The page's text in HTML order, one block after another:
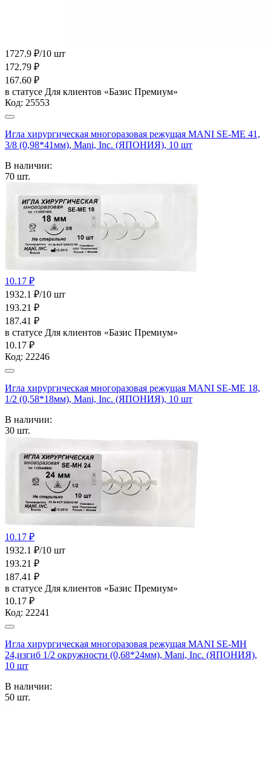
1727.9 ₽/10 шт
172.79 ₽
167.60 ₽
в статусе Для клиентов «Базис Премиум»
Код: 25553
Игла хирургическая многоразовая режущая MANI SE-MЕ 41,
3/8 (0,98*41мм), Mani, Inc. (ЯПОНИЯ), 10 шт
В наличии:
70 шт.
10.17 ₽
1932.1 ₽/10 шт
193.21 ₽
187.41 ₽
в статусе Для клиентов «Базис Премиум»
10.17 ₽
Код: 22246
Игла хирургическая многоразовая режущая MANI SE-МЕ 18,
1/2 (0,58*18мм), Mani, Inc. (ЯПОНИЯ), 10 шт
В наличии:
30 шт.
10.17 ₽
1932.1 ₽/10 шт
193.21 ₽
187.41 ₽
в статусе Для клиентов «Базис Премиум»
10.17 ₽
Код: 22241
Игла хирургическая многоразовая режущая MANI SE-МН
24,изгиб 1/2 окружности (0,68*24мм), Mani, Inc. (ЯПОНИЯ),
10 шт
В наличии:
50 шт.